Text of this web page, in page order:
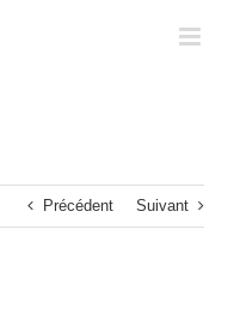
Précédent Suivant